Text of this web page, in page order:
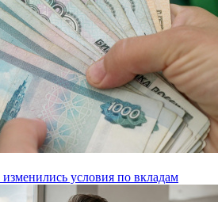
условия по вкладам